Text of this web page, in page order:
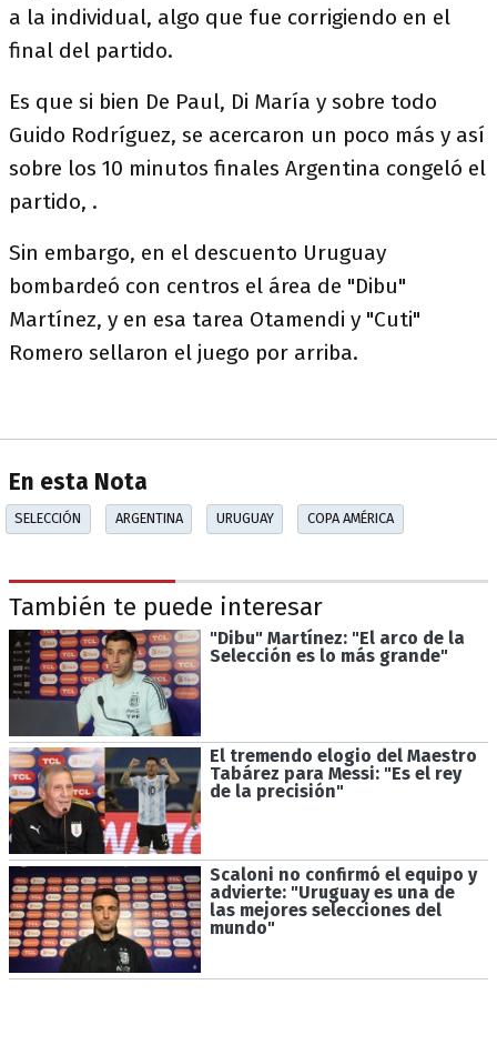
a la individual, algo que fue corrigiendo en el
final del partido.
Es que si bien De Paul, Di María y sobre todo
Guido Rodríguez, se acercaron un poco más y así
sobre los 10 minutos finales Argentina congeló el
partido, .
Sin embargo, en el descuento Uruguay
bombardeó con centros el área de "Dibu"
Martínez, y en esa tarea Otamendi y "Cuti"
Romero sellaron el juego por arriba.
En esta Nota
SELECCIÓN ARGENTINA URUGUAY COPA AMÉRICA
También te puede interesar
"Dibu" Martínez: "El arco de la
Selección es lo más grande"
El tremendo elogio del Maestro
Tabárez para Messi: "Es el rey
de la precisión"
Scaloni no confirmó el equipo y
advierte: "Uruguay es una de
las mejores selecciones del
mundo"